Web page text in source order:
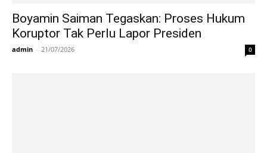
Boyamin Saiman Tegaskan: Proses Hukum
Koruptor Tak Perlu Lapor Presiden
admin - 21/07/2026 0